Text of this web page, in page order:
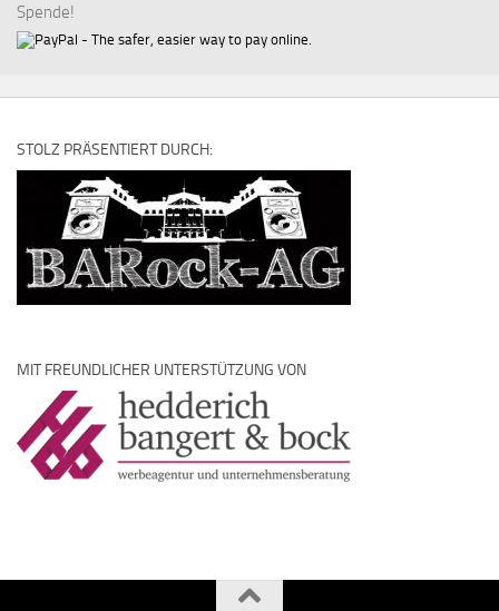
Spende!
STOLZ PRÄSENTIERT DURCH:
MIT FREUNDLICHER UNTERSTÜTZUNG VON